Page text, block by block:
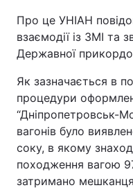
Головна
Про це УНІАН
взаємодії із ЗМІ та
Державної
Як зазначається в
процедури
“Дніпропетровськ-
вагонів було
соку, в якому
походження вагою
затримано